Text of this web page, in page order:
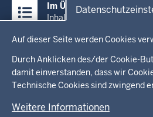
Auf dieser Seite werden Cookies
Durch Anklicken des/der Cookie-
damit einverstanden, dass wir
Technische Cookies sind zwingend
Weitere Informationen
Inhalte
Im Überblick
Inhalt
Menü
in
der
Fußzeile
Startseite
Ministerium
Leitung des Hauses